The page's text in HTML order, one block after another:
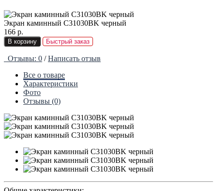
Экран каминный C31030BK черный
166 р.
В корзину Быстрый заказ
Отзывы: 0 / Написать отзыв
Все о товаре
Характеристики
Фото
Отзывы (0)